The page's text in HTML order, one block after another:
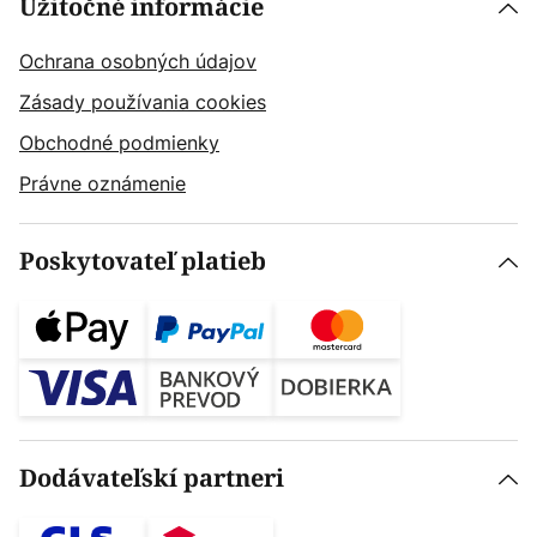
Užitočné informácie
Ochrana osobných údajov
Zásady používania cookies
Obchodné podmienky
Právne oznámenie
Poskytovateľ platieb
Dodávateľskí partneri